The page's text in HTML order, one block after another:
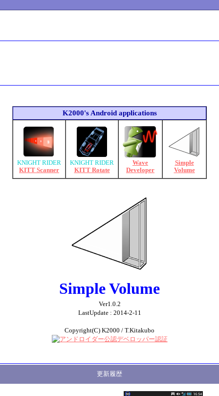
K2000's Android applications
KNIGHT RIDER
KITT Scanner
KNIGHT RIDER
KITT Rotate
Wave
Developer
Simple
Volume
Simple Volume
Ver1.0.2
LastUpdate : 2014-2-11
Copyright(C) K2000 / T.Kitakubo
更新履歴